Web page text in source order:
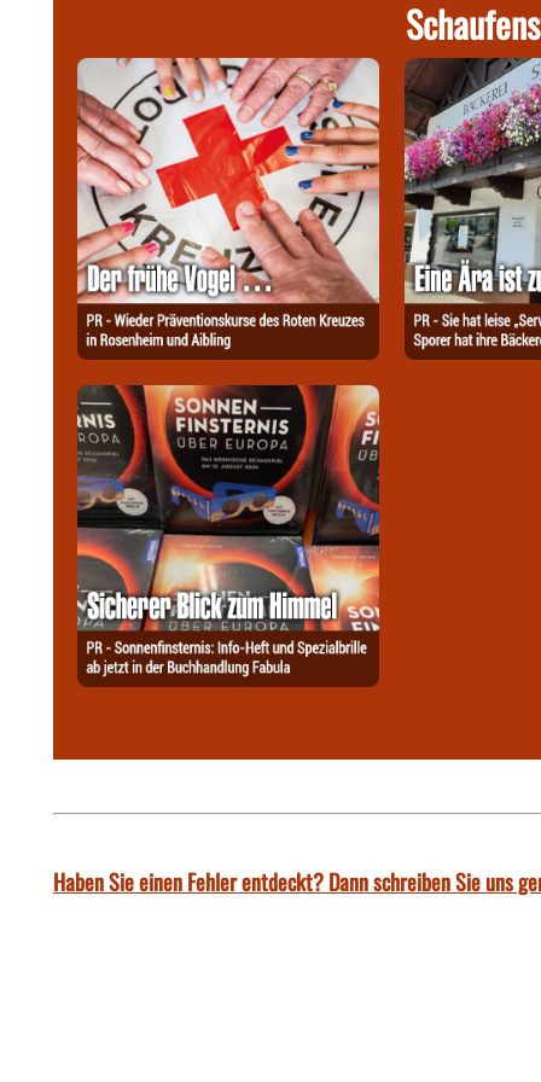
Haben Sie einen Fehler entdeckt? Dann schreiben Sie uns